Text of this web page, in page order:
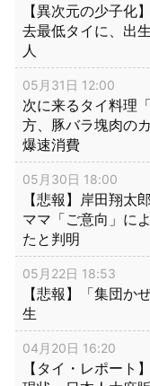
【異次元の少子化
去最低タイに、出
人
05月31日 12:00
次に来るタイ料理
方、豚バラ塊肉の
爆速消費
05月30日 18:00
【悲報】岸田翔太
ママ「ご意向」に
たと判明
05月22日 18:53
【悲報】「集団か
生
04月20日 16:20
【タイ・レポート